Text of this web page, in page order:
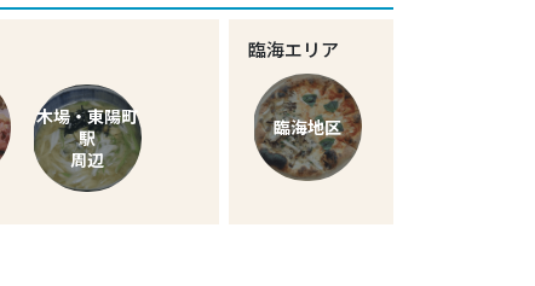
木場・東陽町
駅
周辺
臨海エリア
臨海地区